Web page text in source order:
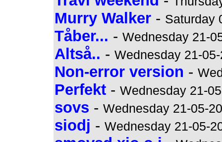
Murry Walker - Saturday
Tåber... -Wednesday 21-
Altså.. -Wednesday 21-
Non-error version -
Perfekt -Wednesday 21-
sovs -Wednesday 21-05-
siodj -Wednesday 21-05-